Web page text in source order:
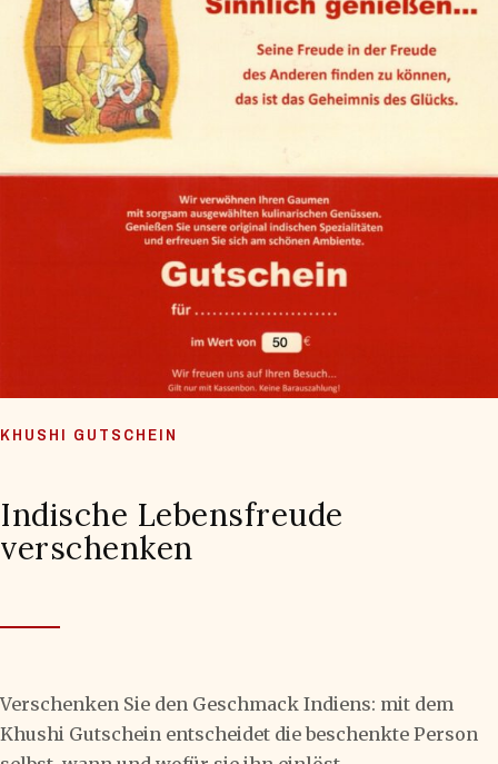
KHUSHI GUTSCHEIN
Indische Lebensfreude
verschenken
Verschenken Sie den Geschmack Indiens: mit dem
Khushi Gutschein entscheidet die beschenkte Person